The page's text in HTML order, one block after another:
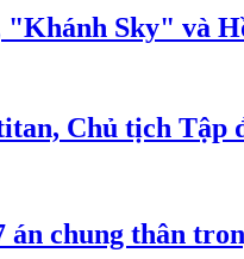
"Khánh Sky" và
Chủ tịch Tập
án chung thân